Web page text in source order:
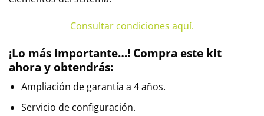
Consultar condiciones aquí.
¡Lo más importante…! Compra este kit
ahora y obtendrás:
Ampliación de garantía a 4 años.
Servicio de configuración.